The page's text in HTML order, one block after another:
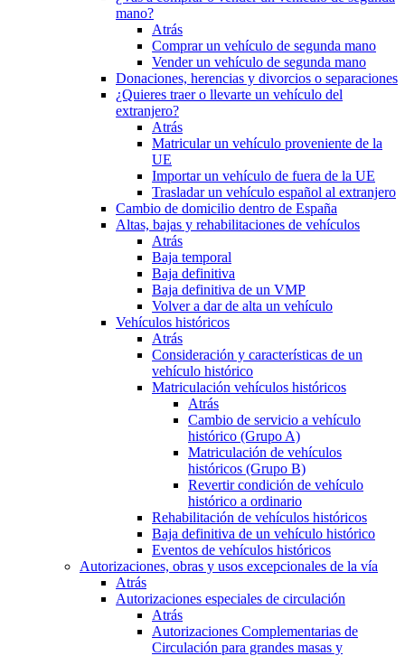
mano?
Atrás
Comprar un vehículo de segunda mano
Vender un vehículo de segunda mano
Donaciones, herencias y divorcios o separaciones
¿Quieres traer o llevarte un vehículo del
extranjero?
Atrás
Matricular un vehículo proveniente de la
UE
Importar un vehículo de fuera de la UE
Trasladar un vehículo español al extranjero
Cambio de domicilio dentro de España
Altas, bajas y rehabilitaciones de vehículos
Atrás
Baja temporal
Baja definitiva
Baja definitiva de un VMP
Volver a dar de alta un vehículo
Vehículos históricos
Atrás
Consideración y características de un
vehículo histórico
Matriculación vehículos históricos
Atrás
Cambio de servicio a vehículo
histórico (Grupo A)
Matriculación de vehículos
históricos (Grupo B)
Revertir condición de vehículo
histórico a ordinario
Rehabilitación de vehículos históricos
Baja definitiva de un vehículo histórico
Eventos de vehículos históricos
Autorizaciones, obras y usos excepcionales de la vía
Atrás
Autorizaciones especiales de circulación
Atrás
Autorizaciones Complementarias de
Circulación para grandes masas y